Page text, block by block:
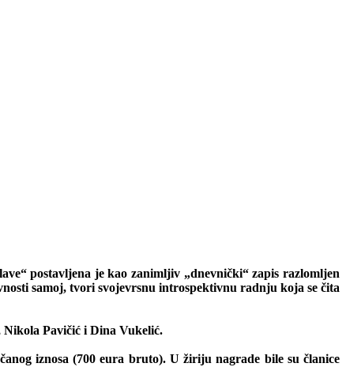
postavljena je kao zanimljiv „dnevnički“ zapis razlomljen
samoj, tvori svojevrsnu introspektivnu radnju koja se čita
Nikola Pavičić i Dina Vukelić.
iznosa (700 eura bruto). U žiriju nagrade bile su članice